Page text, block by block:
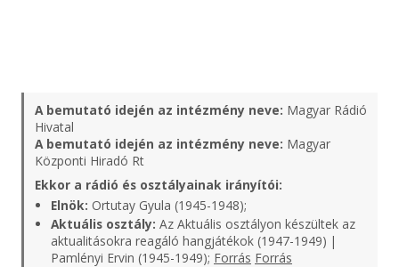
A bemutató idején az intézmény neve: Magyar Rádió
Hivatal
A bemutató idején az intézmény neve: Magyar
Központi Hiradó Rt
Ekkor a rádió és osztályainak irányítói:
Elnök: Ortutay Gyula (1945-1948);
Aktuális osztály: Az Aktuális osztályon készültek az
aktualitásokra reagáló hangjátékok (1947-1949) |
Pamlényi Ervin (1945-1949); Forrás Forrás